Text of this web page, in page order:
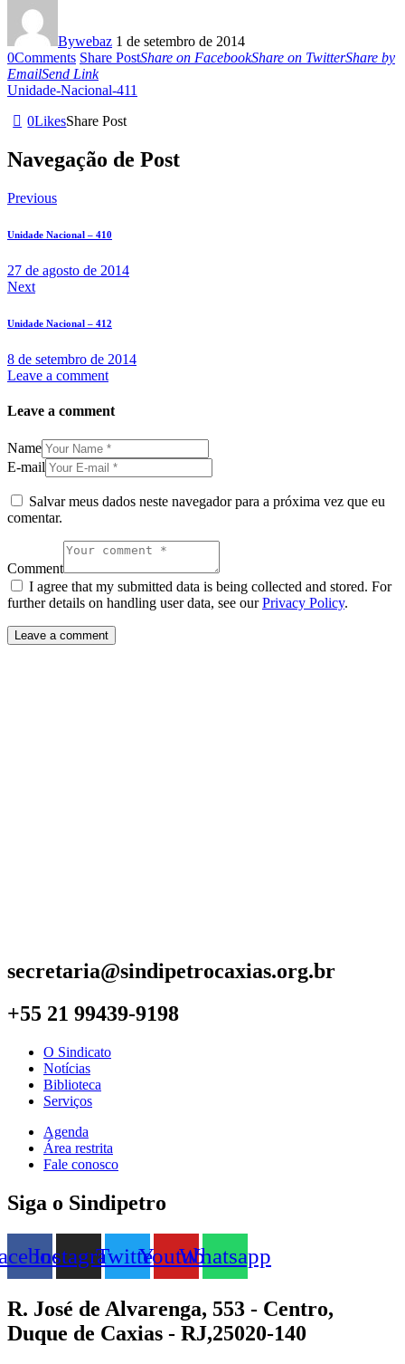
Bywebaz 1 de setembro de 2014
0Comments Share PostShare on FacebookShare on TwitterShare by
EmailSend Link
Unidade-Nacional-411
0LikesShare Post
Navegação de Post
Previous
Unidade Nacional – 410
27 de agosto de 2014
Next
Unidade Nacional – 412
8 de setembro de 2014
Leave a comment
Leave a comment
Name
E-mail
Salvar meus dados neste navegador para a próxima vez que eu
comentar.
Comment
I agree that my submitted data is being collected and stored. For
further details on handling user data, see ourPrivacy Policy.
secretaria@sindipetrocaxias.org.br
+55 21 99439-9198
O Sindicato
Notícias
Biblioteca
Serviços
Agenda
Área restrita
Fale conosco
Siga o Sindipetro
InstagramTwitterYoutubeWhatsapp
R. José de Alvarenga, 553 - Centro,
Duque de Caxias - RJ,25020-140